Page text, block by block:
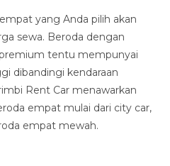
yang Anda pilih akan
sewa. Beroda dengan
tentu mempunyai
dibandingi kendaraan
Rent Car menawarkan
empat mulai dari city car,
empat mewah.